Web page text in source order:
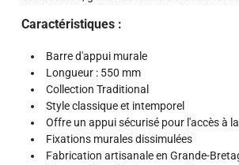
Caractéristiques :
Barre d'appui murale
Longueur : 550 mm
Collection Traditional
Style classique et intemporel
Offre un appui sécurisé pour l'accès à
Fixations murales dissimulées
Fabrication artisanale en Grande-